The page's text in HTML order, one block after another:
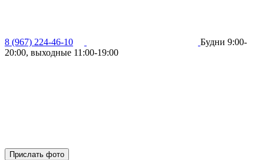
8 (967) 224-46-10
Будни 9:00-
20:00, выходные 11:00-19:00
Прислать фото